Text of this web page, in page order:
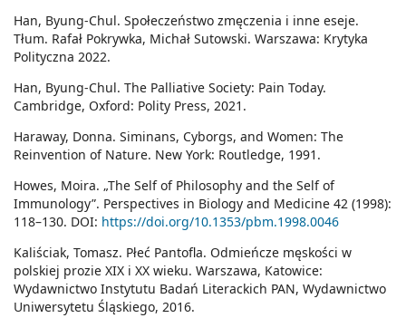
Han, Byung-Chul. Społeczeństwo zmęczenia i inne eseje.
Tłum. Rafał Pokrywka, Michał Sutowski. Warszawa: Krytyka
Polityczna 2022.
Han, Byung-Chul. The Palliative Society: Pain Today.
Cambridge, Oxford: Polity Press, 2021.
Haraway, Donna. Siminans, Cyborgs, and Women: The
Reinvention of Nature. New York: Routledge, 1991.
Howes, Moira. „The Self of Philosophy and the Self of
Immunology”. Perspectives in Biology and Medicine 42 (1998):
118–130. DOI: https://doi.org/10.1353/pbm.1998.0046
Kaliściak, Tomasz. Płeć Pantofla. Odmieńcze męskości w
polskiej prozie XIX i XX wieku. Warszawa, Katowice:
Wydawnictwo Instytutu Badań Literackich PAN, Wydawnictwo
Uniwersytetu Śląskiego, 2016.